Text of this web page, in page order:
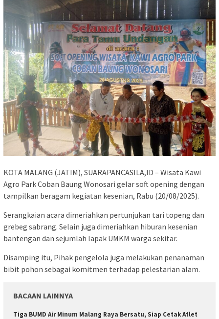
KOTA MALANG (JATIM), SUARAPANCASILA,ID – Wisata Kawi
Agro Park Coban Baung Wonosari gelar soft opening dengan
tampilkan beragam kegiatan kesenian, Rabu (20/08/2025).
Serangkaian acara dimeriahkan pertunjukan tari topeng dan
grebeg sabrang. Selain juga dimeriahkan hiburan kesenian
bantengan dan sejumlah lapak UMKM warga sekitar.
Disamping itu, Pihak pengelola juga melakukan penanaman
bibit pohon sebagai komitmen terhadap pelestarian alam.
BACAAN LAINNYA
Tiga BUMD Air Minum Malang Raya Bersatu, Siap Cetak Atlet